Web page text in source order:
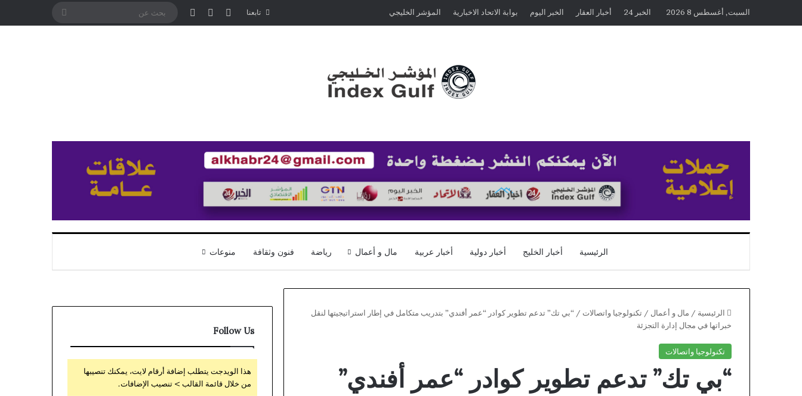
السبت, أغسطس 8 2026 الخبر 24 أخبار العقار الخبر اليوم بوابة الاتحاد الاخبارية المؤشر الخليجي تابعنا تسجيل الدخول
مقال عشوائي
إضافة عمود جانبي
الرئيسية أخبار الخليج أخبار دولية أخبار عربية مال و أعمال رياضة فنون وثقافة منوعات
الرئيسية / مال و أعمال / تكنولوجيا واتصالات / “بي تك” تدعم تطوير كوادر “عمر أفندي” بتدريب متكامل في إطار استراتيجيتها لنقل
خبراتها في مجال إدارة التجزئة
تكنولوجيا واتصالات
“بي تك” تدعم تطوير كوادر “عمر أفندي”
Follow Us
هذا الويدجت يتطلب إضافة أرقام لايت، يمكنك تنصيبها
من خلال قائمة القالب > تنصيب الإضافات.